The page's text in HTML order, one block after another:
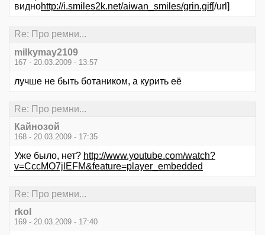
видноhttp://i.smiles2k.net/aiwan_smiles/grin.gif[/url]
Re: Про ремни...
milkymay2109
167 - 20.03.2009 - 13:57
лучше не быть ботаником, а курить её
Re: Про ремни...
Кайнозой
168 - 20.03.2009 - 17:35
Уже было, нет? http://www.youtube.com/watch?
v=CccMO7jlEFM&feature=player_embedded
Re: Про ремни...
rkol
169 - 20.03.2009 - 17:40